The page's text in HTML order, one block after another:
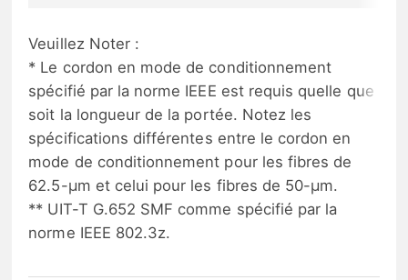
Veuillez Noter :
* Le cordon en mode de conditionnement
spécifié par la norme IEEE est requis quelle que
soit la longueur de la portée. Notez les
spécifications différentes entre le cordon en
mode de conditionnement pour les fibres de
62.5-μm et celui pour les fibres de 50-μm.
** UIT-T G.652 SMF comme spécifié par la
norme IEEE 802.3z.